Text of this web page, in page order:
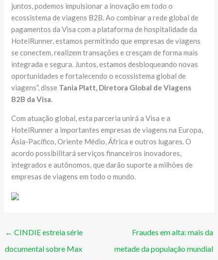
juntos, podemos impulsionar a inovação em todo o
ecossistema de viagens B2B. Ao combinar a rede global de
pagamentos da Visa com a plataforma de hospitalidade da
HotelRunner, estamos permitindo que empresas de viagens
se conectem, realizem transações e cresçam de forma mais
integrada e segura. Juntos, estamos desbloqueando novas
oportunidades e fortalecendo o ecossistema global de
viagens”, disse Tania Platt, Diretora Global de Viagens
B2B da Visa.
Com atuação global, esta parceria unirá a Visa e a
HotelRunner a importantes empresas de viagens na Europa,
Ásia-Pacífico, Oriente Médio, África e outros lugares. O
acordo possibilitará serviços financeiros inovadores,
integrados e autônomos, que darão suporte a milhões de
empresas de viagens em todo o mundo.
← CINDIE estreia série
documental sobre Max
Fraudes em alta: mais da
metade da população mundial